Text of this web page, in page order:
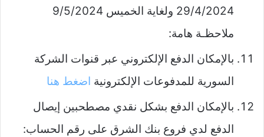
29/4/2024 ولغاية الخميس 9/5/2024
ملاحظـة هامة:
بالإمكان الدفع الإلكتروني عبر قنوات الشركة
السورية للمدفوعات الإلكترونية اضغط هنا
بالإمكان الدفع بشكل نقدي مصطحبين إيصال
الدفع لدي فروع بنك الشرق على رقم الحساب: